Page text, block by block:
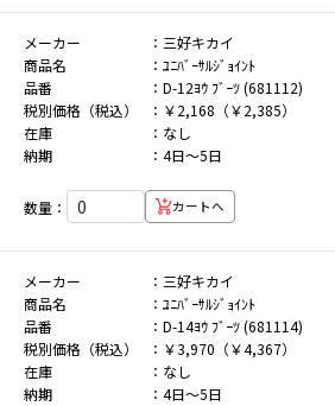
メーカー
三好キカイ
商品名
ﾕﾆﾊﾞｰｻﾙｼﾞｮｲﾝﾄ
品番
D-12ﾖｳ ﾌﾞｰﾂ (681112)
税別価格（税込）
￥2,168（￥2,385）
在庫
なし
納期
4日～5日
数量： カートへ
メーカー
三好キカイ
商品名
ﾕﾆﾊﾞｰｻﾙｼﾞｮｲﾝﾄ
品番
D-14ﾖｳ ﾌﾞｰﾂ (681114)
税別価格（税込）
￥3,970（￥4,367）
在庫
なし
納期
4日～5日